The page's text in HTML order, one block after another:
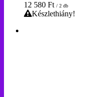
12 580 Ft / 2 db
Készlethiány!